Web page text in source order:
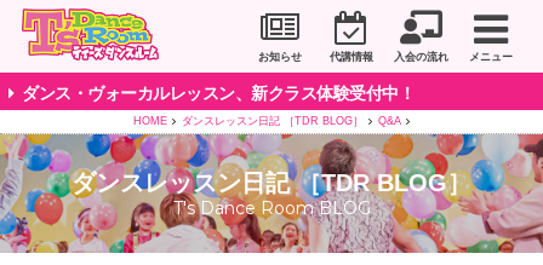
川崎市のダンススタジオ＆ボーカルスクール「
お知らせ 代講情報 入会の流れ メニュー
ダンス・ヴォーカルレッスン、新クラス体験受付中！
HOME ダンスレッスン日記 ［TDR BLOG］ Q&A
ダンスレッスン日記 ［TDR BLOG］
T's Dance Room BLOG